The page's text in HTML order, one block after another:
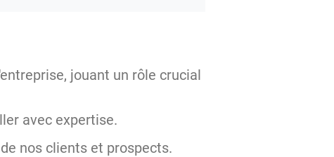
jouant un rôle crucial
avec expertise.
nos clients et prospects.